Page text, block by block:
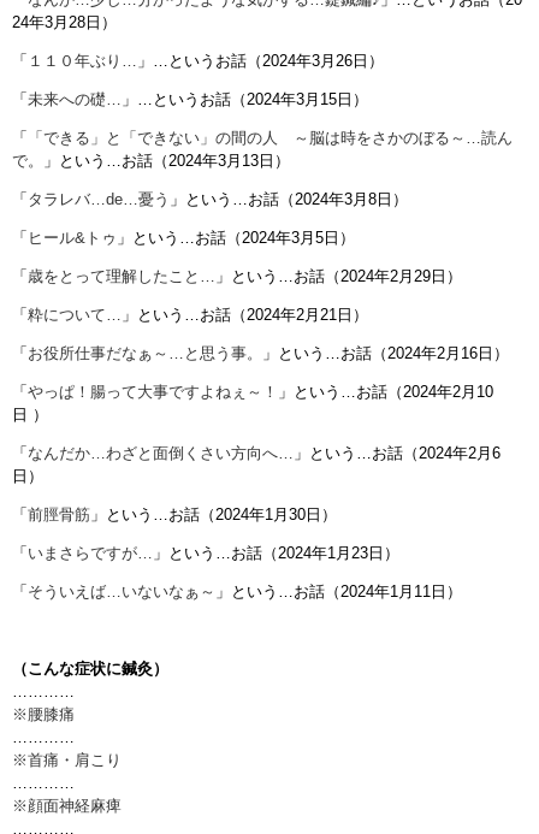
24年3月28日）
「 １１０年ぶり… 」…というお話（2024年3月26日）
「 未来への礎… 」…というお話（2024年3月15日）
「
「できる」と「できない」の間の人 ～脳は時をさかのぼる～…読ん
で。
」という…お話（2024年3月13日）
「 タラレバ…de…憂う 」という…お話（2024年3月8日）
「 ヒール&トゥ 」という…お話（2024年3月5日）
「 歳をとって理解したこと… 」という…お話（2024年2月29日）
「 粋について… 」という…お話（2024年2月21日）
「 お役所仕事だなぁ～…と思う事。 」という…お話（2024年2月16日）
「 やっぱ！腸って大事ですよねぇ～！ 」という…お話（2024年2月10
日 ）
「 なんだか…わざと面倒くさい方向へ… 」という…お話（2024年2月6
日）
「 前脛骨筋 」という…お話（2024年1月30日）
「 いまさらですが… 」という…お話（2024年1月23日）
「 そういえば…いないなぁ～ 」という…お話（2024年1月11日）
（こんな症状に鍼灸）
…………
※腰膝痛
…………
※首痛・肩こり
…………
※顔面神経麻痺
…………